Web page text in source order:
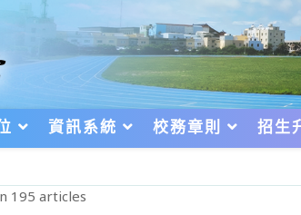
資訊系統 校務章則 招生
195 articles